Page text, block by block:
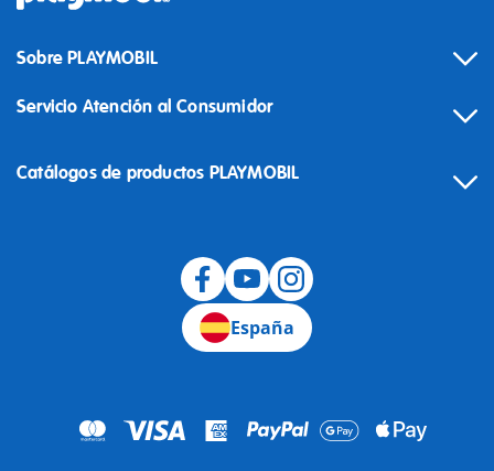
Sobre PLAYMOBIL
Servicio Atención al Consumidor
Catálogos de productos PLAYMOBIL
España